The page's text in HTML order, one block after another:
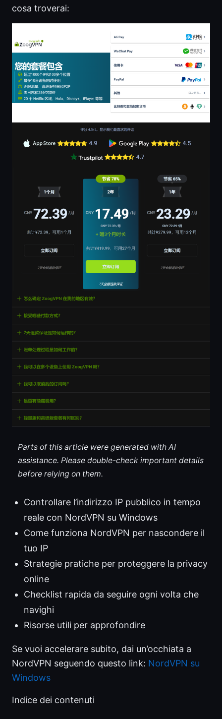
cosa troverai:
Parts of this article were generated with AI
assistance. Please double-check important details
before relying on them.
Controllare l’indirizzo IP pubblico in tempo
reale con NordVPN su Windows
Come funziona NordVPN per nascondere il
tuo IP
Strategie pratiche per proteggere la privacy
online
Checklist rapida da seguire ogni volta che
navighi
Risorse utili per approfondire
Se vuoi accelerare subito, dai un’occhiata a
NordVPN seguendo questo link: NordVPN su
Windows
Indice dei contenuti